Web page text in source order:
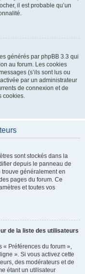
il est probable qu’un
générés par phpBB 3.3 qui
au forum. Les cookies
(s’ils sont lus ou
par un administrateur
de connexion et de
cookies.
sont stockés dans la
depuis le panneau de
trouve généralement en
pages du forum. Ce
et toutes vos
de la liste des utilisateurs
« Préférences du forum »,
». Si vous activez cette
des modérateurs et de
étant un utilisateur